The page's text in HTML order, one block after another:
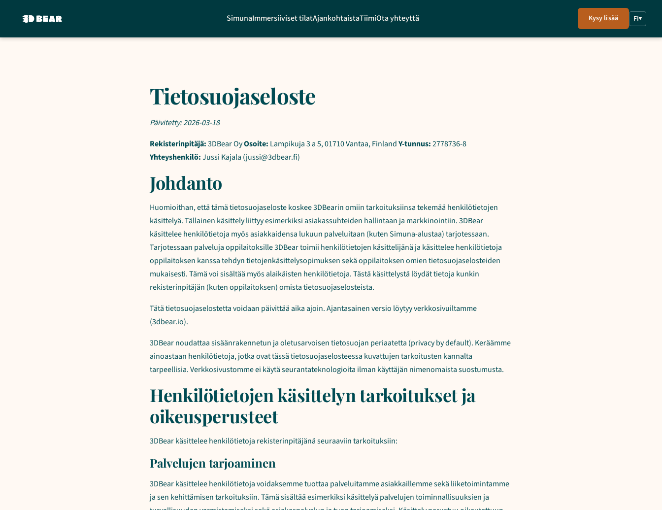
SimunaImmersiiviset tilatAjankohtaistaTiimiOta yhteyttä Kysy lisää FI▾
Tietosuojaseloste
Päivitetty: 2026-03-18
Rekisterinpitäjä:3DBear OyOsoite: Lampikuja 3 a 5, 01710 Vantaa, FinlandY-tunnus:2778736-8
Yhteyshenkilö:Jussi Kajala (jussi@3dbear.fi)
Johdanto
Huomioithan, että tämä tietosuojaseloste koskee 3DBearin omiin tarkoituksiinsa tekemää henkilötietojen
käsittelyä. Tällainen käsittely liittyy esimerkiksi asiakassuhteiden hallintaan ja markkinointiin. 3DBear
käsittelee henkilötietoja myös asiakkaidensa lukuun palveluitaan (kuten Simuna-alustaa) tarjotessaan.
Tarjotessaan palveluja oppilaitoksille 3DBear toimii henkilötietojen käsittelijänä ja käsittelee henkilötietoja
oppilaitoksen kanssa tehdyn tietojenkäsittelysopimuksen sekä oppilaitoksen omien tietosuojaselosteiden
mukaisesti. Tämä voi sisältää myös alaikäisten henkilötietoja. Tästä käsittelystä löydät tietoja kunkin
rekisterinpitäjän (kuten oppilaitoksen) omista tietosuojaselosteista.
Tätä tietosuojaselostetta voidaan päivittää aika ajoin. Ajantasainen versio löytyy verkkosivuiltamme
(3dbear.io).
3DBear noudattaa sisäänrakennetun ja oletusarvoisen tietosuojan periaatetta (privacy by default). Keräämme
ainoastaan henkilötietoja, jotka ovat tässä tietosuojaselosteessa kuvattujen tarkoitusten kannalta
tarpeellisia. Verkkosivustomme ei käytä seurantateknologioita ilman käyttäjän nimenomaista suostumusta.
Henkilötietojen käsittelyn tarkoitukset ja
oikeusperusteet
3DBear käsittelee henkilötietoja rekisterinpitäjänä seuraaviin tarkoituksiin:
Palvelujen tarjoaminen
3DBear käsittelee henkilötietoja voidaksemme tuottaa palveluitamme asiakkaillemme sekä liiketoimintamme
ja sen kehittämisen tarkoituksiin. Tämä sisältää esimerkiksi käsittelyä palvelujen toiminnallisuuksien ja